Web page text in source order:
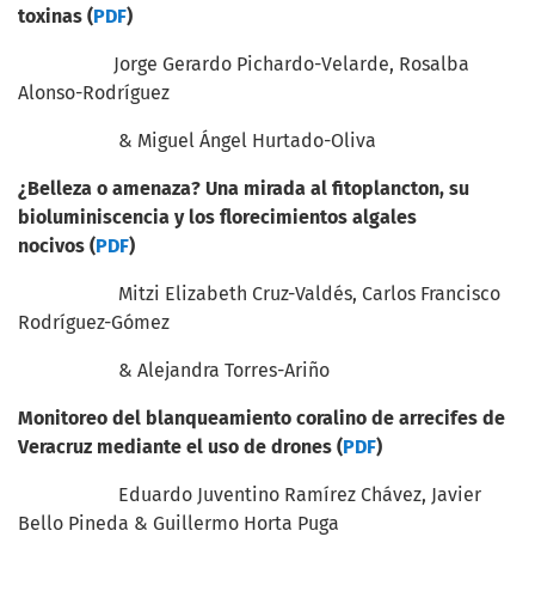
toxinas (PDF)
Jorge Gerardo Pichardo-Velarde, Rosalba
Alonso-Rodríguez
& Miguel Ángel Hurtado-Oliva
¿Belleza o amenaza? Una mirada al fitoplancton, su
bioluminiscencia y los florecimientos algales
nocivos (PDF)
Mitzi Elizabeth Cruz-Valdés, Carlos Francisco
Rodríguez-Gómez
& Alejandra Torres-Ariño
Monitoreo del blanqueamiento coralino de arrecifes de
Veracruz mediante el uso de drones (PDF)
Eduardo Juventino Ramírez Chávez, Javier
Bello Pineda & Guillermo Horta Puga